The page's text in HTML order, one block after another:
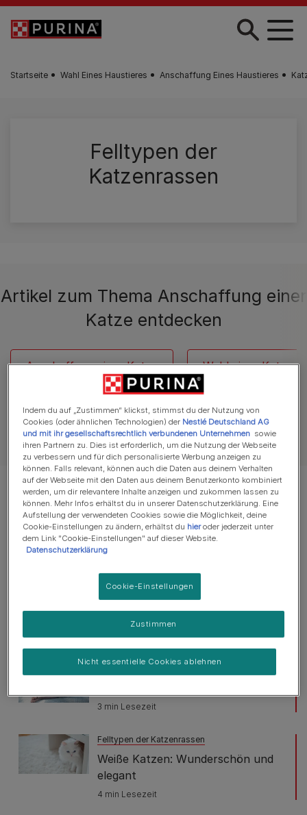
Zum Hauptinhalt springen
Startseite Wahl Eines Haustieres Anschaffung Eines Haustieres
Felltypen der
Katzenrassen
Artikel zum Thema Anschaffung einer
Katze entdecken
Anschaffung einer Katze Wahl einer Katze
Alle Artikel über Anschaffung eines Haustieres
Es werden 8 von 8 Artikeln angezeigt
Meistgelesene Artikel
Felltypen der Katzenrassen
Die 15 schönsten Langhaar-
4 min Lesezeit
3 min Lesezeit
Felltypen der Katzenrassen
Weiße Katzen: Wunderschön und
elegant
4 min Lesezeit
Indem du auf „Zustimmen“ klickst, stimmst du der Nutzung von
Cookies (oder ähnlichen Technologien) der Nestlé Deutschland AG
und mit ihr gesellschaftsrechtlich verbundenen Unternehmen sowie
ihren Partnern zu. Dies ist erforderlich, um die Nutzung der Webseite
zu verbessern und für dich personalisierte Werbung anzeigen zu
können. Falls relevant, können auch die Daten aus deinem Verhalten
auf der Webseite mit den Daten aus deinem Benutzerkonto kombiniert
werden, um dir relevantere Inhalte anzeigen und zukommen lassen zu
können. Mehr Infos erhältst du in unserer Datenschutzerklärung. Eine
Aufstellung der verwendeten Cookies sowie die Möglichkeit, deine
Cookie-Einstellungen zu ändern, erhältst du hieroder jederzeit unter
dem Link "Cookie-Einstellungen" auf dieser Website.
Datenschutzerklärung
Cookie-Einstellungen
Nicht essentielle Cookies ablehnen
Zustimmen